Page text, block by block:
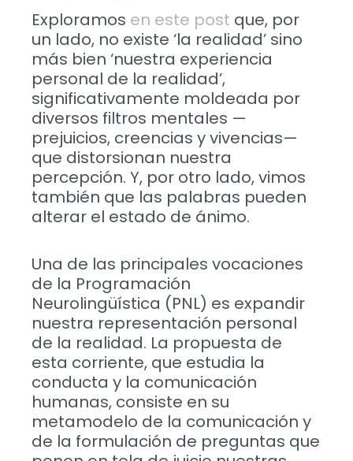
Exploramos en este post que, por
un lado, no existe ‘la realidad’ sino
más bien ‘nuestra experiencia
personal de la realidad’,
significativamente moldeada por
diversos filtros mentales —
prejuicios, creencias y vivencias—
que distorsionan nuestra
percepción. Y, por otro lado, vimos
también que las palabras pueden
alterar el estado de ánimo.
Una de las principales vocaciones
de la Programación
Neurolingüística (PNL) es expandir
nuestra representación personal
de la realidad. La propuesta de
esta corriente, que estudia la
conducta y la comunicación
humanas, consiste en su
metamodelo de la comunicación y
de la formulación de preguntas que